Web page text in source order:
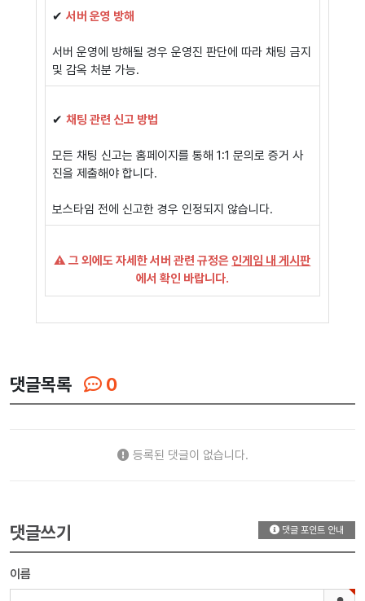
✔ 서버 운영 방해
서버 운영에 방해될 경우 운영진 판단에 따라 채팅 금지
및 감옥 처분 가능.
✔ 채팅 관련 신고 방법
모든 채팅 신고는 홈페이지를 통해 1:1 문의로 증거 사
진을 제출해야 합니다.
보스타임 전에 신고한 경우 인정되지 않습니다.
⚠️ 그 외에도 자세한 서버 관련 규정은 인게임 내 게시판
에서 확인 바랍니다.
댓글목록 0
등록된 댓글이 없습니다.
댓글쓰기 댓글 포인트 안내
이름